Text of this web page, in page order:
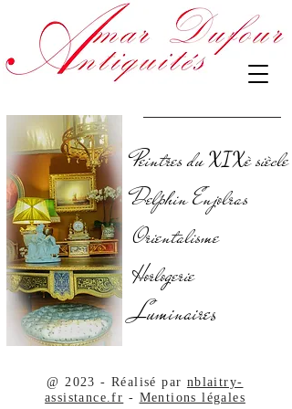
Peintres duXIXè siècle
Delphin Enjolras
Orientalisme
Horlogerie
Luminaires
@ 2023 - Réalisé par nblaitry-
assistance.fr - Mentions légales